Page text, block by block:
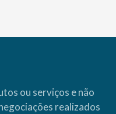
ou serviços e não
realizados